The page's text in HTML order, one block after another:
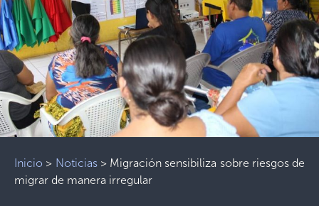
Inicio > Noticias> Migración sensibiliza sobre riesgos de
migrar de manera irregular